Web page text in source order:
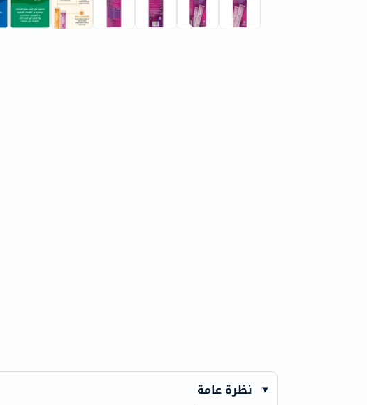
نظرة عامة